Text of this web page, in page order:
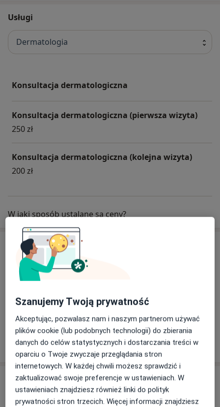
Usługi
Dermatologia
Konsultacja dermatologiczna
Konsultacja dermatologiczna (pierwsza wizyta)
250 zł
Konsultacja dermatologiczna (kolejna wizyta)
200 zł
W jaki sposób ustalane są ceny?
Specjaliści
Anestezjolog
Kardiolog, Anestezjolog
10 opinii
Adres
Szanujemy Twoją prywatność
Akceptując, pozwalasz nam i naszym partnerom używać
plików cookie (lub podobnych technologii) do zbierania
danych do celów statystycznych i dostarczania treści w
oparciu o Twoje zwyczaje przeglądania stron
internetowych. W każdej chwili możesz sprawdzić i
zaktualizować swoje preferencje w ustawieniach. W
ustawieniach znajdziesz również linki do polityk
prywatności stron trzecich. Więcej informacji znajdziesz